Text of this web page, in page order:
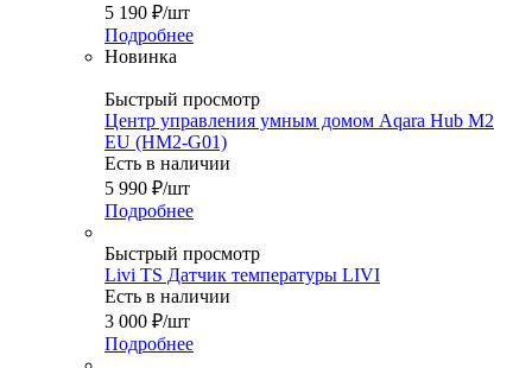
5 190 ₽/шт
Подробнее
Новинка
Быстрый просмотр
Центр управления умным домом Aqara Hub M2
EU (HM2-G01)
Есть в наличии
5 990 ₽/шт
Подробнее
Быстрый просмотр
Livi TS Датчик температуры LIVI
Есть в наличии
3 000 ₽/шт
Подробнее